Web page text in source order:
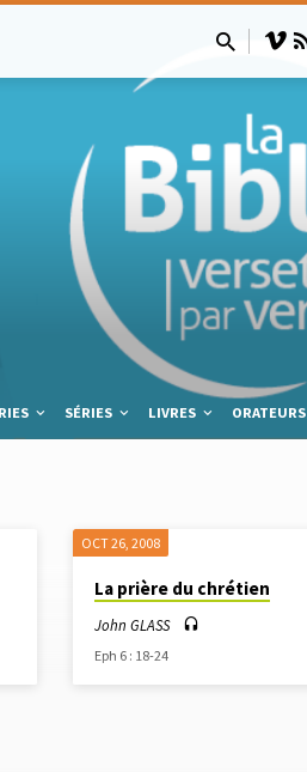
SÉRIES LIVRES ORATEURS
OCT 26, 2008
La prière du chrétien
John GLASS
Eph 6 : 18-24